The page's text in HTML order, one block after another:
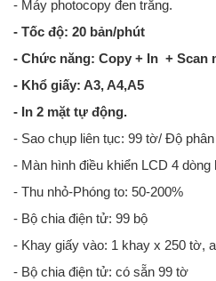
- Máy photocopy đen trắng.
- Tốc độ: 20 bản/phút
- Chức năng: Copy + In + Scan
- Khổ giấy: A3, A4,A5
- In 2 mặt tự động.
- Sao chụp liên tục: 99 tờ/ Độ
- Màn hình điều khiển LCD 4 dòng
- Thu nhỏ-Phóng to: 50-200%
- Bộ chia điện tử: 99 bộ
- Khay giấy vào: 1 khay x 250 tờ,
- Bộ chia điện tử: có sẵn 99 tờ